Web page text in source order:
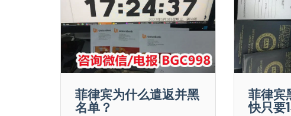
菲律宾为什么遣返并黑
名单？
菲律宾
快只要